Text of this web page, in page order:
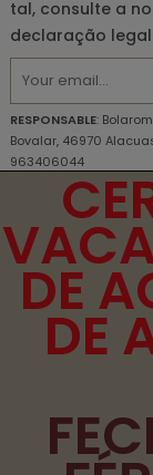
DE
DE
tal, consulte a
declaração
RESPONSABLE:
Bovalar, 46970
963406044
OBJETIVO PRINCIPAL:
solicitadas.
DIREITOS
: DIREITOS
dados, de limitação e
sujeito a decisões
seus dados, quando
INFORMAÇÕES
detalhadas sobre
concordo com o
pessoais.
Li e aceito os